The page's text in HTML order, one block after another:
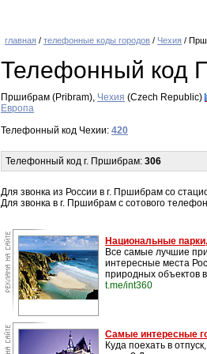
главная / телефонные коды городов / Чехия /
Телефонный код
Пршибрам (Pribram), Чехия (Czech Republic)
Европа
Телефонный код Чехии: 420
Телефонный код г. Пршибрам: 306
Для звонка из России в г. Пршибрам со
Для звонка в г. Пршибрам с сотового
Национальные
Все самые лучшие
интересные места
природных объектов
t.me/int360
Самые интересные
Куда поехать в